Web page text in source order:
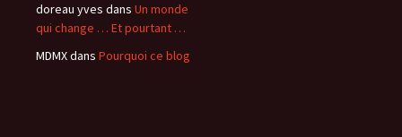
doreau yves dans Un monde
qui change … Et pourtant …
MDMXdans Pourquoi ce blog